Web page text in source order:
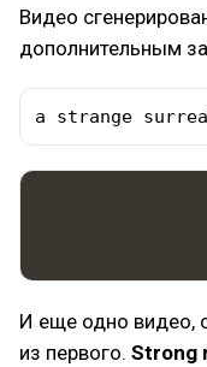
Видео
дополнительным
a strange
И еще одно видео,
из первого. Strong